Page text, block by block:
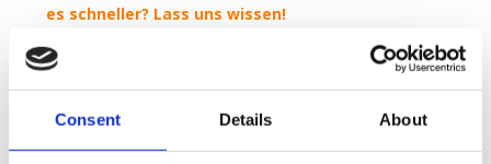
Consent Details About
es schneller? Lass uns wissen!